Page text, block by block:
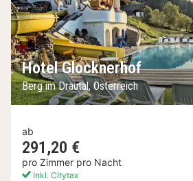
Hotel Glocknerhof
Berg im Drautal, Österreich
ab
291,20 €
pro Zimmer pro Nacht
Inkl. Citytax